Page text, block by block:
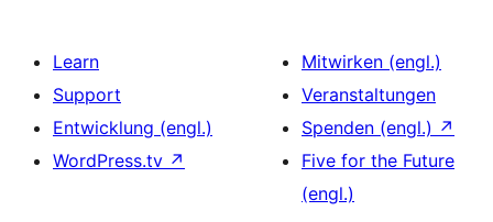
Learn
Support
Entwicklung (engl.)
WordPress.tv ↗
Mitwirken (engl.)
Veranstaltungen
Spenden (engl.) ↗
Five for the Future
(engl.)